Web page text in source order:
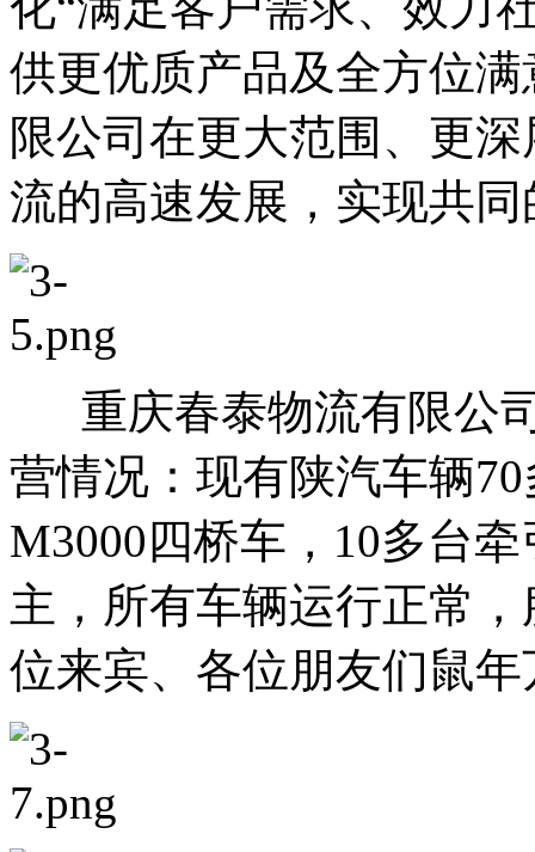
供更优质产品及全方位
限公司在更大范围、更
流的高速发展，实现共
重庆春泰物流有限公
营情况：现有陕汽车辆
M3000四桥车，10多台
主，所有车辆运行正常
位来宾、各位朋友们鼠